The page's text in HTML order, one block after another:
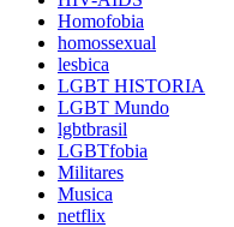
Homofobia
homossexual
lesbica
LGBT HISTORIA
LGBT Mundo
lgbtbrasil
LGBTfobia
Militares
Musica
netflix